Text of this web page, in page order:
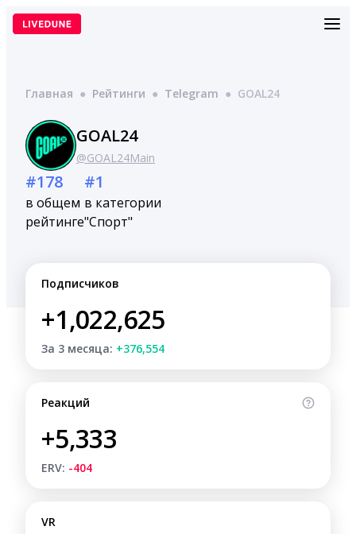
Перейти
Главная ● Рейтинги ● Telegram ● GOAL24
GOAL24
@GOAL24Main
#178
в общем
рейтинге
#1
в категории
"Спорт"
Подписчиков
+1,022,625
За 3 месяца: +376,554
Реакций
+5,333
ERV: -404
VR